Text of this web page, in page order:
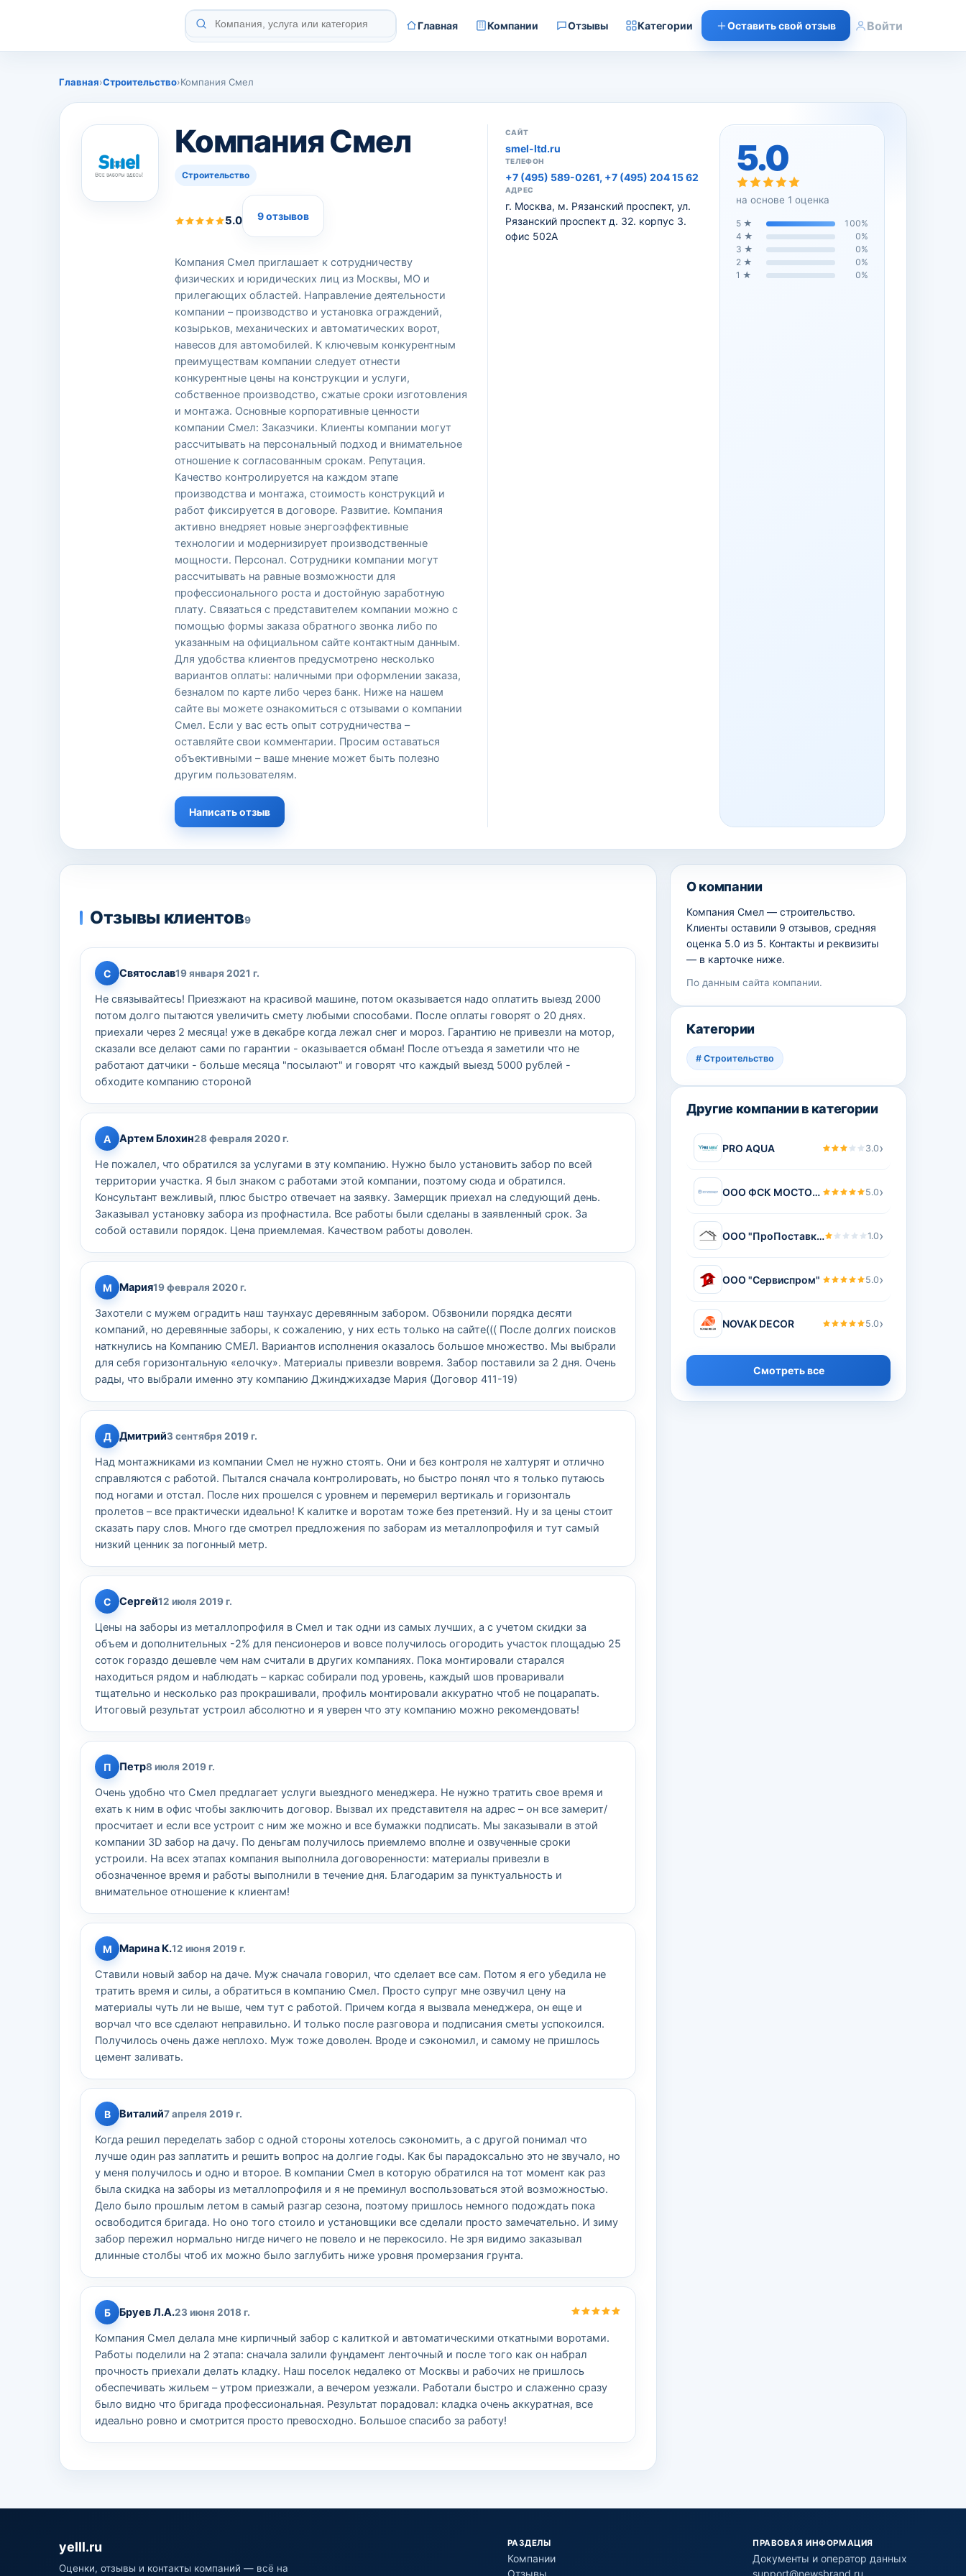
Главная Компании Отзывы Категории Оставить свой отзыв Войти
Главная›Строительство›Компания Смел
Компания Смел
Строительство
5.0 9 отзывов
Компания Смел приглашает к сотрудничеству
физических и юридических лиц из Москвы, МО и
прилегающих областей. Направление деятельности
компании – производство и установка ограждений,
козырьков, механических и автоматических ворот,
навесов для автомобилей. К ключевым конкурентным
преимуществам компании следует отнести
конкурентные цены на конструкции и услуги,
собственное производство, сжатые сроки изготовления
и монтажа. Основные корпоративные ценности
компании Смел: Заказчики. Клиенты компании могут
рассчитывать на персональный подход и внимательное
отношение к согласованным срокам. Репутация.
Качество контролируется на каждом этапе
производства и монтажа, стоимость конструкций и
работ фиксируется в договоре. Развитие. Компания
активно внедряет новые энергоэффективные
технологии и модернизирует производственные
мощности. Персонал. Сотрудники компании могут
рассчитывать на равные возможности для
профессионального роста и достойную заработную
плату. Связаться с представителем компании можно с
помощью формы заказа обратного звонка либо по
указанным на официальном сайте контактным данным.
Для удобства клиентов предусмотрено несколько
вариантов оплаты: наличными при оформлении заказа,
безналом по карте либо через банк. Ниже на нашем
сайте вы можете ознакомиться с отзывами о компании
Смел. Если у вас есть опыт сотрудничества –
оставляйте свои комментарии. Просим оставаться
объективными – ваше мнение может быть полезно
другим пользователям.
Написать отзыв
САЙТ
smel-ltd.ru
ТЕЛЕФОН
+7 (495) 589-0261, +7 (495) 204 15 62
АДРЕС
г. Москва, м. Рязанский проспект, ул.
Рязанский проспект д. 32. корпус 3.
офис 502А
5.0
на основе 1 оценка
5★ 100%
4 ★ 0%
3 ★ 0%
2★ 0%
1 ★ 0%
Отзывы клиентов9
С Святослав19 января 2021 г.
Не связывайтесь! Приезжают на красивой машине, потом оказывается надо оплатить выезд 2000
потом долго пытаются увеличить смету любыми способами. После оплаты говорят о 20 днях.
приехали через 2 месяца! уже в декабре когда лежал снег и мороз. Гарантию не привезли на мотор,
сказали все делают сами по гарантии - оказывается обман! После отъезда я заметили что не
работают датчики - больше месяца "посылают" и говорят что каждый выезд 5000 рублей -
обходите компанию стороной
А Артем Блохин28 февраля 2020 г.
Не пожалел, что обратился за услугами в эту компанию. Нужно было установить забор по всей
территории участка. Я был знаком с работами этой компании, поэтому сюда и обратился.
Консультант вежливый, плюс быстро отвечает на заявку. Замерщик приехал на следующий день.
Заказывал установку забора из профнастила. Все работы были сделаны в заявленный срок. За
собой оставили порядок. Цена приемлемая. Качеством работы доволен.
М Мария19 февраля 2020 г.
Захотели с мужем оградить наш таунхаус деревянным забором. Обзвонили порядка десяти
компаний, но деревянные заборы, к сожалению, у них есть только на сайте((( После долгих поисков
наткнулись на Компанию СМЕЛ. Вариантов исполнения оказалось большое множество. Мы выбрали
для себя горизонтальную «елочку». Материалы привезли вовремя. Забор поставили за 2 дня. Очень
рады, что выбрали именно эту компанию Джинджихадзе Мария (Договор 411-19)
Д Дмитрий3 сентября 2019 г.
Над монтажниками из компании Смел не нужно стоять. Они и без контроля не халтурят и отлично
справляются с работой. Пытался сначала контролировать, но быстро понял что я только путаюсь
под ногами и отстал. После них прошелся с уровнем и перемерил вертикаль и горизонталь
пролетов – все практически идеально! К калитке и воротам тоже без претензий. Ну и за цены стоит
сказать пару слов. Много где смотрел предложения по заборам из металлопрофиля и тут самый
низкий ценник за погонный метр.
С Сергей12 июля 2019 г.
Цены на заборы из металлопрофиля в Смел и так одни из самых лучших, а с учетом скидки за
объем и дополнительных -2% для пенсионеров и вовсе получилось огородить участок площадью 25
соток гораздо дешевле чем нам считали в других компаниях. Пока монтировали старался
находиться рядом и наблюдать – каркас собирали под уровень, каждый шов проваривали
тщательно и несколько раз прокрашивали, профиль монтировали аккуратно чтоб не поцарапать.
Итоговый результат устроил абсолютно и я уверен что эту компанию можно рекомендовать!
П Петр8 июля 2019 г.
Очень удобно что Смел предлагает услуги выездного менеджера. Не нужно тратить свое время и
ехать к ним в офис чтобы заключить договор. Вызвал их представителя на адрес – он все замерит/
просчитает и если все устроит с ним же можно и все бумажки подписать. Мы заказывали в этой
компании 3D забор на дачу. По деньгам получилось приемлемо вполне и озвученные сроки
устроили. На всех этапах компания выполнила договоренности: материалы привезли в
обозначенное время и работы выполнили в течение дня. Благодарим за пунктуальность и
внимательное отношение к клиентам!
М Марина К.12 июня 2019 г.
Ставили новый забор на даче. Муж сначала говорил, что сделает все сам. Потом я его убедила не
тратить время и силы, а обратиться в компанию Смел. Просто супруг мне озвучил цену на
материалы чуть ли не выше, чем тут с работой. Причем когда я вызвала менеджера, он еще и
ворчал что все сделают неправильно. И только после разговора и подписания сметы успокоился.
Получилось очень даже неплохо. Муж тоже доволен. Вроде и сэкономил, и самому не пришлось
цемент заливать.
В Виталий7 апреля 2019 г.
Когда решил переделать забор с одной стороны хотелось сэкономить, а с другой понимал что
лучше один раз заплатить и решить вопрос на долгие годы. Как бы парадоксально это не звучало, но
у меня получилось и одно и второе. В компании Смел в которую обратился на тот момент как раз
была скидка на заборы из металлопрофиля и я не преминул воспользоваться этой возможностью.
Дело было прошлым летом в самый разгар сезона, поэтому пришлось немного подождать пока
освободится бригада. Но оно того стоило и установщики все сделали просто замечательно. И зиму
забор пережил нормально нигде ничего не повело и не перекосило. Не зря видимо заказывал
длинные столбы чтоб их можно было заглубить ниже уровня промерзания грунта.
Б Бруев Л.А.23 июня 2018 г.
Компания Смел делала мне кирпичный забор с калиткой и автоматическими откатными воротами.
Работы поделили на 2 этапа: сначала залили фундамент ленточный и после того как он набрал
прочность приехали делать кладку. Наш поселок недалеко от Москвы и рабочих не пришлось
обеспечивать жильем – утром приезжали, а вечером уезжали. Работали быстро и слаженно сразу
было видно что бригада профессиональная. Результат порадовал: кладка очень аккуратная, все
идеально ровно и смотрится просто превосходно. Большое спасибо за работу!
О компании
Компания Смел — строительство.
Клиенты оставили 9 отзывов, средняя
оценка 5.0 из 5. Контакты и реквизиты
— в карточке ниже.
По данным сайта компании.
Категории
# Строительство
Другие компании в категории
PRO AQUA 3.0›
ООО ФСК МОСТООТРЯД-47 5.0›
ООО "ПроПоставка" 1.0›
ООО "Сервиспром" 5.0›
NOVAK DECOR 5.0›
Смотреть все
yelll.ru
Оценки, отзывы и контакты компаний — всё на
РАЗДЕЛЫ
Компании
Отзывы
ПРАВОВАЯ ИНФОРМАЦИЯ
Документы и оператор данных
support@newsbrand.ru